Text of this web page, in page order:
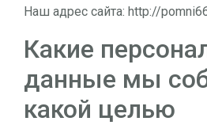
Наш адрес сайта: http://
Какие
данные мы
какой целью